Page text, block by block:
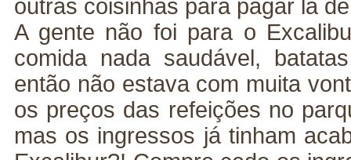
outras coisinhas para pagar lá
A gente não foi para o
comida nada saudável,
então não estava com muita
os preços das refeições no
mas os ingressos já tinham